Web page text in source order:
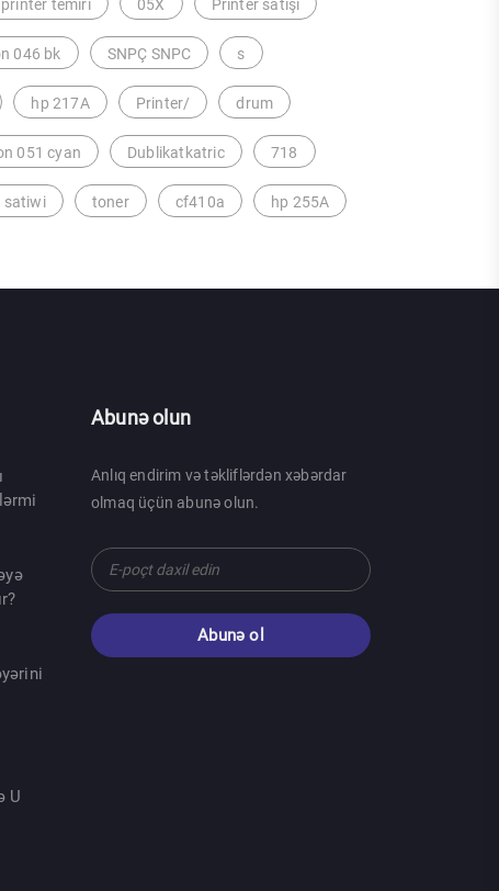
printer temiri 05X Printer satışı
046 bk SNPÇ SNPC s
hp 217A Printer/ drum
051 cyan Dublikatkatric 718
satiwi toner cf410a hp 255A
U
Abunə olun
Anlıq endirim və təkliflərdən xəbərdar
olmaq üçün abunə olun.
Abunə ol